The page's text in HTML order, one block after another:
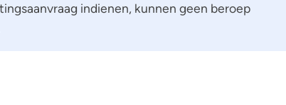
indienen, kunnen geen beroep